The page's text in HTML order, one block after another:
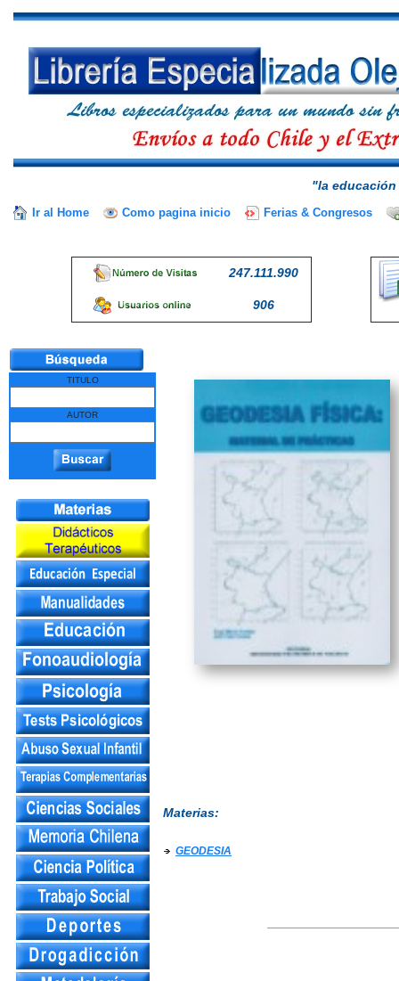
"la
Ir al Home Como pagina inicio Ferias & Congresos
247.111.990
906
TITULO
AUTOR
Materias:
GEODESIA